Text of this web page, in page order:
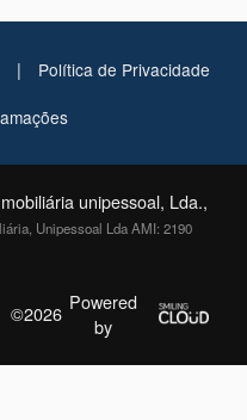
| Política de Privacidade
unipessoal, Lda.,
Unipessoal Lda AMI: 2190
©2026 Powered
by